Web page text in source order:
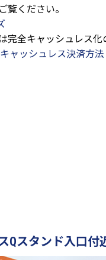
ください。
全キャッシュレス化
ャッシュレス決済方法
スタンド入口付